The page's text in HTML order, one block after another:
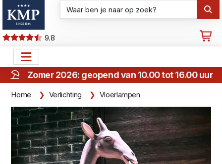
9.8
Zomer 2026: geopend van 10.00 tot 16.00 uur
Home Verlichting Vloerlampen